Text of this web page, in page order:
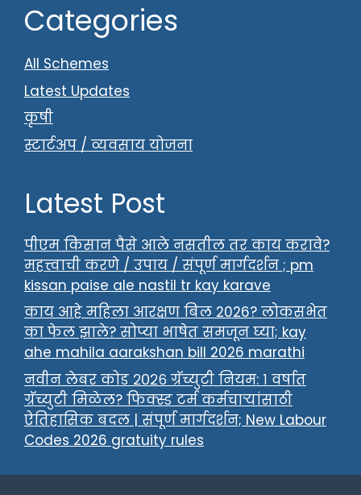
Categories
All Schemes
Latest Updates
कृषी
स्टार्टअप / व्यवसाय योजना
Latest Post
पीएम किसान पैसे आले नसतील तर काय करावे?
महत्त्वाची करणे / उपाय / संपूर्ण मार्गदर्शन ; pm
kissan paise ale nastil tr kay karave
काय आहे महिला आरक्षण बिल 2026? लोकसभेत
का फेल झाले? सोप्या भाषेत समजून घ्या; kay
ahe mahila aarakshan bill 2026 marathi
नवीन लेबर कोड २०२६ ग्रॅच्युटी नियम: १ वर्षात
ग्रॅच्युटी मिळेल? फिक्स्ड टर्म कर्मचाऱ्यांसाठी
ऐतिहासिक बदल | संपूर्ण मार्गदर्शन; New Labour
Codes 2026 gratuity rules